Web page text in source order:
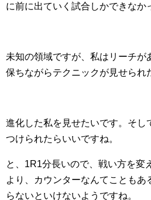
に前に出ていく試合しかできなか
未知の領域ですが、私はリーチが
保ちながらテクニックが見せられ
進化した私を見せたいです。そし
つけられたらいいですね。
と、1R1分長いので、戦い方を変
より、カウンターなんてこともあ
らないといけないようですね。